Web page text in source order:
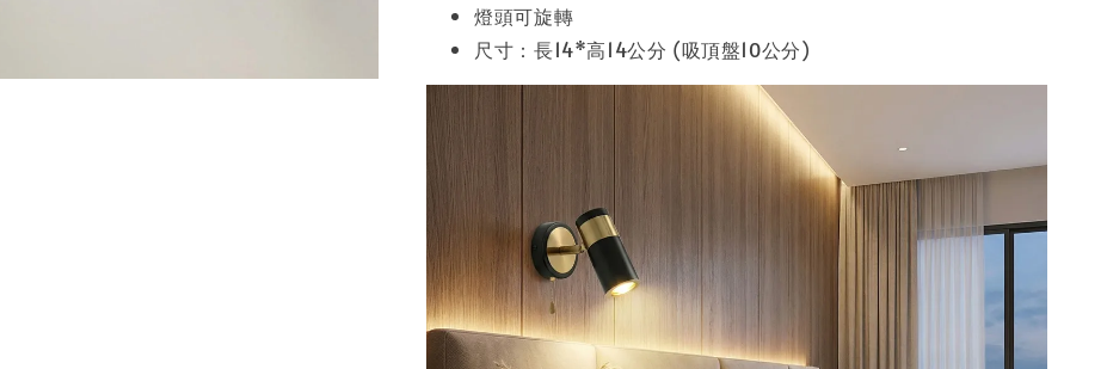
燈頭可旋轉
尺寸：長14*高14公分 (吸頂盤10公分)